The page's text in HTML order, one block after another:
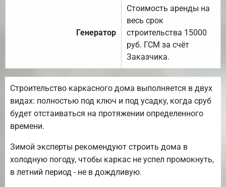
Генератор
Стоимость аренды на
весь срок
строительства 15000
руб. ГСМ за счёт
Заказчика.
Строительство каркасного дома выполняется в двух
видах: полностью под ключ и под усадку, когда сруб
будет отстаиваться на протяжении определенного
времени.
Зимой эксперты рекомендуют строить дома в
холодную погоду, чтобы каркас не успел промокнуть,
в летний период - не в дождливую.